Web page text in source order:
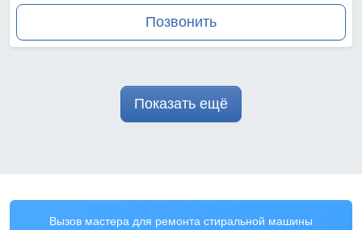
Позвонить
Показать ещё
Вызов мастера для ремонта стиральной машины